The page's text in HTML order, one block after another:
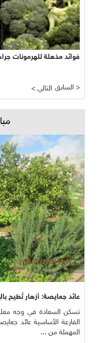
فوائد مذهلة للهرمونات
< التالي السابق >
عائد جعايصة: أزهار تُطيح
تسكن السعادة في وجه معلم
الفارعة الأساسية عائد
المهملة من ...